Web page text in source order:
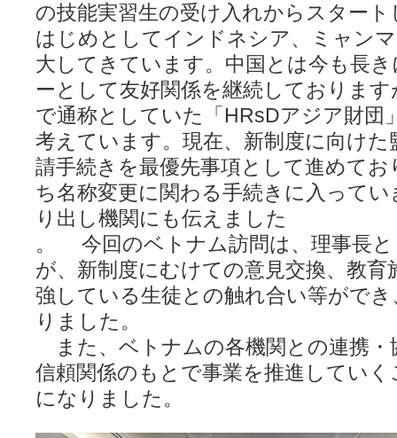
の技能実習生の受け入れからスター
はじめとしてインドネシア、ミャン
大してきています。中国とは今も長
ーとして友好関係を継続しておりま
で通称としていた「HRsDアジア財団
考えています。現在、新制度に向け
請手続きを最優先事項として進めて
ち名称変更に関わる手続きに入って
り出し機関にも伝えました
。 今回のベトナム訪問は、理事長
が、新制度にむけての意見交換、教育
強している生徒との触れ合い等がで
りました。
また、ベトナムの各機関との連携・
信頼関係のもとで事業を推進してい
になりました。